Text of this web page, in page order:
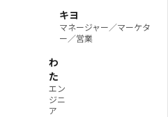
キヨ
マネージャー／マーケタ
ー／営業
わ
た
エン
ジニ
ア